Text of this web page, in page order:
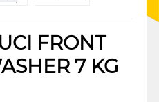
FRONT
7 KG